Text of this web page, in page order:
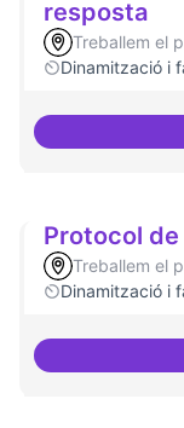
resposta
Treballem el
Dinamització i
Protocol
Treballem el
Dinamització i